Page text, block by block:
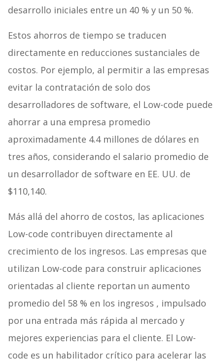
desarrollo iniciales entre un 40 % y un 50 %.
Estos ahorros de tiempo se traducen
directamente en reducciones sustanciales de
costos. Por ejemplo, al permitir a las empresas
evitar la contratación de solo dos
desarrolladores de software, el Low-code puede
ahorrar a una empresa promedio
aproximadamente 4.4 millones de dólares en
tres años, considerando el salario promedio de
un desarrollador de software en EE. UU. de
$110,140.
Más allá del ahorro de costos, las aplicaciones
Low-code contribuyen directamente al
crecimiento de los ingresos. Las empresas que
utilizan Low-code para construir aplicaciones
orientadas al cliente reportan un aumento
promedio del 58 % en los ingresos , impulsado
por una entrada más rápida al mercado y
mejores experiencias para el cliente. El Low-
code es un habilitador crítico para acelerar las